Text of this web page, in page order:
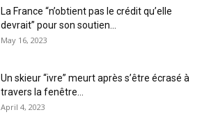
La France “n’obtient pas le crédit qu’elle
devrait” pour son soutien...
May 16, 2023
Un skieur “ivre” meurt après s’être écrasé à
travers la fenêtre...
April 4, 2023